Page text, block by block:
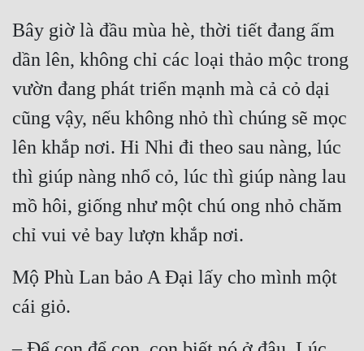
Bây giờ là đầu mùa hè, thời tiết đang ấm
dần lên, không chỉ các loại thảo mộc trong
vườn đang phát triển mạnh mà cả cỏ dại
cũng vậy, nếu không nhỏ thì chúng sẽ mọc
lên khắp nơi. Hi Nhi đi theo sau nàng, lúc
thì giúp nàng nhổ cỏ, lúc thì giúp nàng lau
mồ hôi, giống như một chú ong nhỏ chăm
chỉ vui vẻ bay lượn khắp nơi.
Mộ Phù Lan bảo A Đại lấy cho mình một
cái giỏ.